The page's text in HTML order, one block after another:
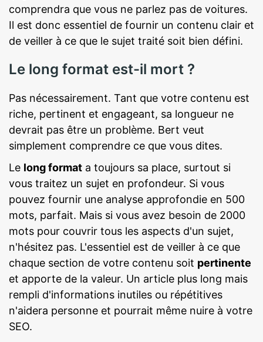
comprendra que vous ne parlez pas de voitures.
Il est donc essentiel de fournir un contenu clair et
de veiller à ce que le sujet traité soit bien défini.
Le long format est-il mort ?
Pas nécessairement. Tant que votre contenu est
riche, pertinent et engageant, sa longueur ne
devrait pas être un problème. Bert veut
simplement comprendre ce que vous dites.
Le long format a toujours sa place, surtout si
vous traitez un sujet en profondeur. Si vous
pouvez fournir une analyse approfondie en 500
mots, parfait. Mais si vous avez besoin de 2000
mots pour couvrir tous les aspects d'un sujet,
n'hésitez pas. L'essentiel est de veiller à ce que
chaque section de votre contenu soit pertinente
et apporte de la valeur. Un article plus long mais
rempli d'informations inutiles ou répétitives
n'aidera personne et pourrait même nuire à votre
SEO.